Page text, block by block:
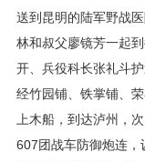
送到昆明的陆军野战
林和叔父廖镜芳一起
开、兵役科长张礼斗
经竹园铺、铁掌铺、
上木船，到达泸州，
607团战车防御炮连，